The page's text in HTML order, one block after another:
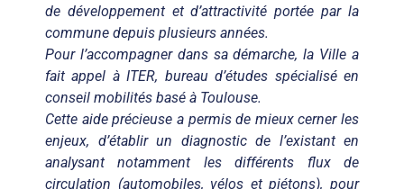
de développement et d’attractivité portée par la
commune depuis plusieurs années.
Pour l’accompagner dans sa démarche, la Ville a
fait appel à ITER, bureau d’études spécialisé en
conseil mobilités basé à Toulouse.
Cette aide précieuse a permis de mieux cerner les
enjeux, d’établir un diagnostic de l’existant en
analysant notamment les différents flux de
circulation (automobiles, vélos et piétons), pour